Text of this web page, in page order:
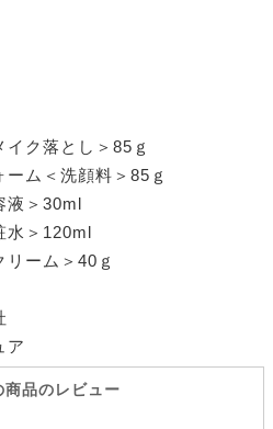
ク落とし＞85ｇ
ム＜洗顔料＞85ｇ
液＞30ml
水＞120ml
ーム＞40ｇ
ア
商品のレビュー